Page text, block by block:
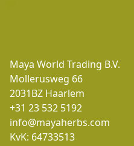
Maya World Trading B.V.
Mollerusweg 66
2031BZ Haarlem
+31 23 532 5192
info@mayaherbs.com
KvK: 64733513